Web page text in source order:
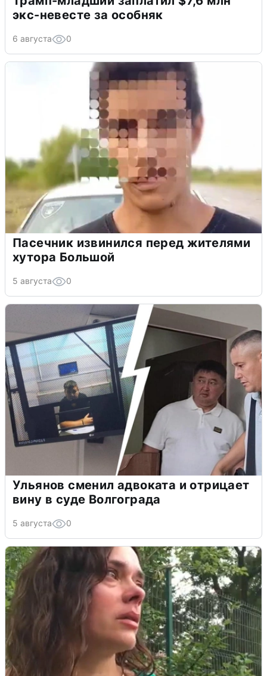
экс-невесте за особняк
6 августа 0
Пасечник извинился перед жителями
хутора Большой
5 августа 0
Ульянов сменил адвоката и отрицает
вину в суде Волгограда
5 августа 0